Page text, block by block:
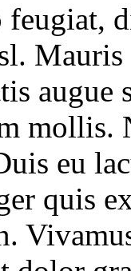
augue
mollis.
eu
quis